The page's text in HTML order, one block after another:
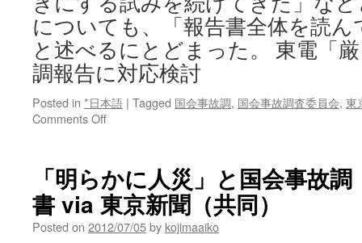
も
―
国
会
事
故
調
via
ュ
ー
ス
（時
事
についても、「報告書全体を読
と述べるにとどまった。 東電「
調報告に対応検討
Posted in *日本語 | Tagged 国会事故調, 国会事故調査委員会, 東
Comments Offon
し
い
内
容」
「明らかに人災」と国会事故
書 via 東京新聞（共同）
Posted on 2012/07/05by kojimaaiko